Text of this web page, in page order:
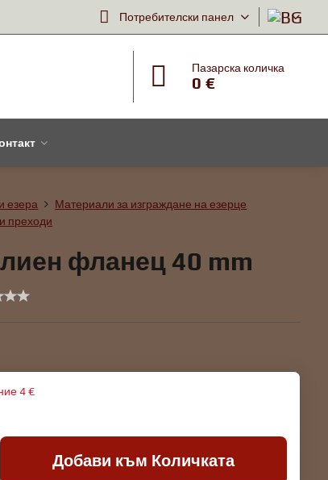
Потребителски панел
Пазарска количка
0 €
езера
Материали за изграждане на езерце
преходи
фланец 40 mm
4 €
Добави към Количката